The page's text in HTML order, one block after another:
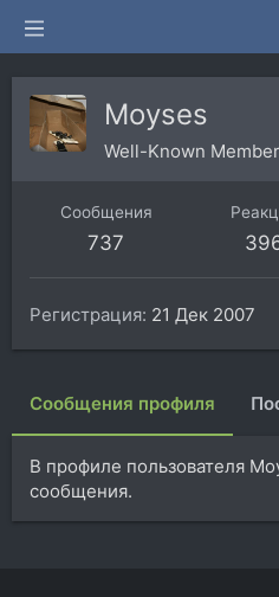
Moyses
Well-Known Member
Сообщения
737
Регистрация 21 Дек 2007
Сообщения профиля
В профиле пользователя
сообщения.